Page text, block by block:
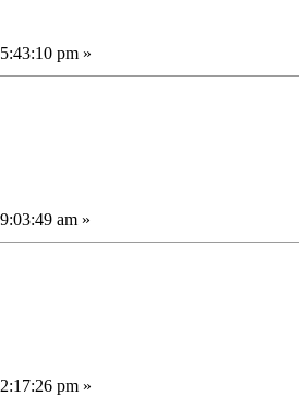
pm »
am »
pm »